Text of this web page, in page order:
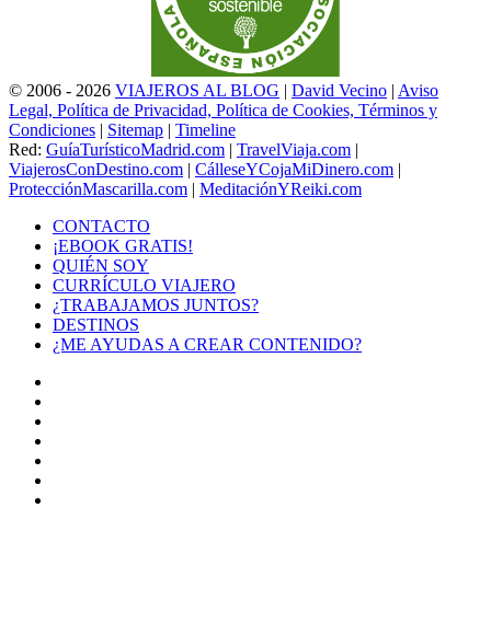
© 2006 - 2026 VIAJEROS AL BLOG | David Vecino | Aviso
Legal, Política de Privacidad, Política de Cookies, Términos y
Condiciones | Sitemap | Timeline
Red: GuíaTurísticoMadrid.com | TravelViaja.com |
ViajerosConDestino.com | CálleseYCojaMiDinero.com |
ProtecciónMascarilla.com | MeditaciónYReiki.com
CONTACTO
¡EBOOK GRATIS!
QUIÉN SOY
CURRÍCULO VIAJERO
¿TRABAJAMOS JUNTOS?
DESTINOS
¿ME AYUDAS A CREAR CONTENIDO?